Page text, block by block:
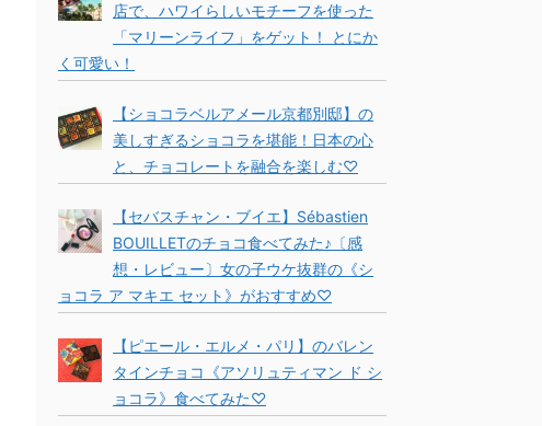
店で、ハワイらしいモチーフを使った
「マリーンライフ」をゲット！ とにか
く可愛い！
【ショコラベルアメール京都別邸】の
美しすぎるショコラを堪能！日本の心
と、チョコレートを融合を楽しむ♡
【セバスチャン・ブイエ】Sébastien
BOUILLETのチョコ食べてみた♪〔感
想・レビュー〕女の子ウケ抜群の《シ
ョコラ ア マキエ セット》がおすすめ♡
【ピエール・エルメ・パリ】のバレン
タインチョコ《アソリュティマン ド シ
ョコラ》食べてみた♡